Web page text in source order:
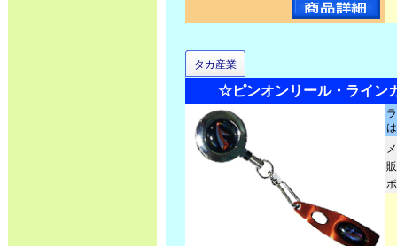
タカ産業
☆ピンオンリール・ライン